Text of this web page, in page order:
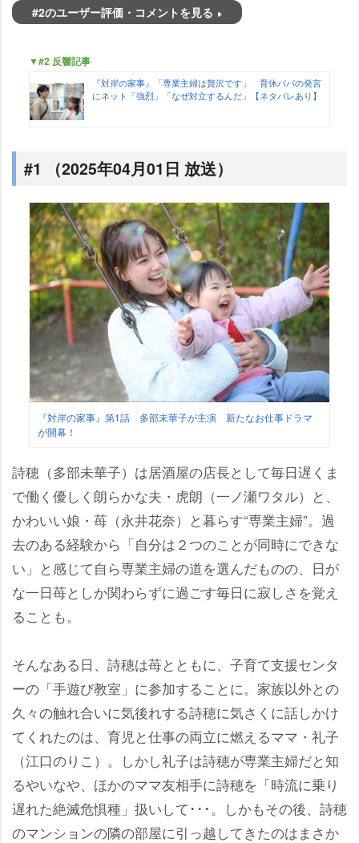
#2のユーザー評価・コメントを見る
▼#2 反響記事
『対岸の家事』「専業主婦は贅沢です」 育休パパの発言
にネット「強烈」「なぜ対立するんだ」【ネタバレあり】
#1 （2025年04月01日 放送）
『対岸の家事』第1話 多部未華子が主演 新たなお仕事ドラマ
が開幕！
詩穂（多部未華子）は居酒屋の店長として毎日遅くま
で働く優しく朗らかな夫・虎朗（一ノ瀬ワタル）と、
かわいい娘・苺（永井花奈）と暮らす“専業主婦”。過
去のある経験から「自分は２つのことが同時にできな
い」と感じて自ら専業主婦の道を選んだものの、日が
な一日苺としか関わらずに過ごす毎日に寂しさを覚え
ることも。
そんなある日、詩穂は苺とともに、子育て支援センタ
ーの「手遊び教室」に参加することに。家族以外との
久々の触れ合いに気後れする詩穂に気さくに話しかけ
てくれたのは、育児と仕事の両立に燃えるママ・礼子
（江口のりこ）。しかし礼子は詩穂が専業主婦だと知
るやいなや、ほかのママ友相手に詩穂を「時流に乗り
遅れた絶滅危惧種」扱いして･･･。しかもその後、詩穂
のマンションの隣の部屋に引っ越してきたのはまさか